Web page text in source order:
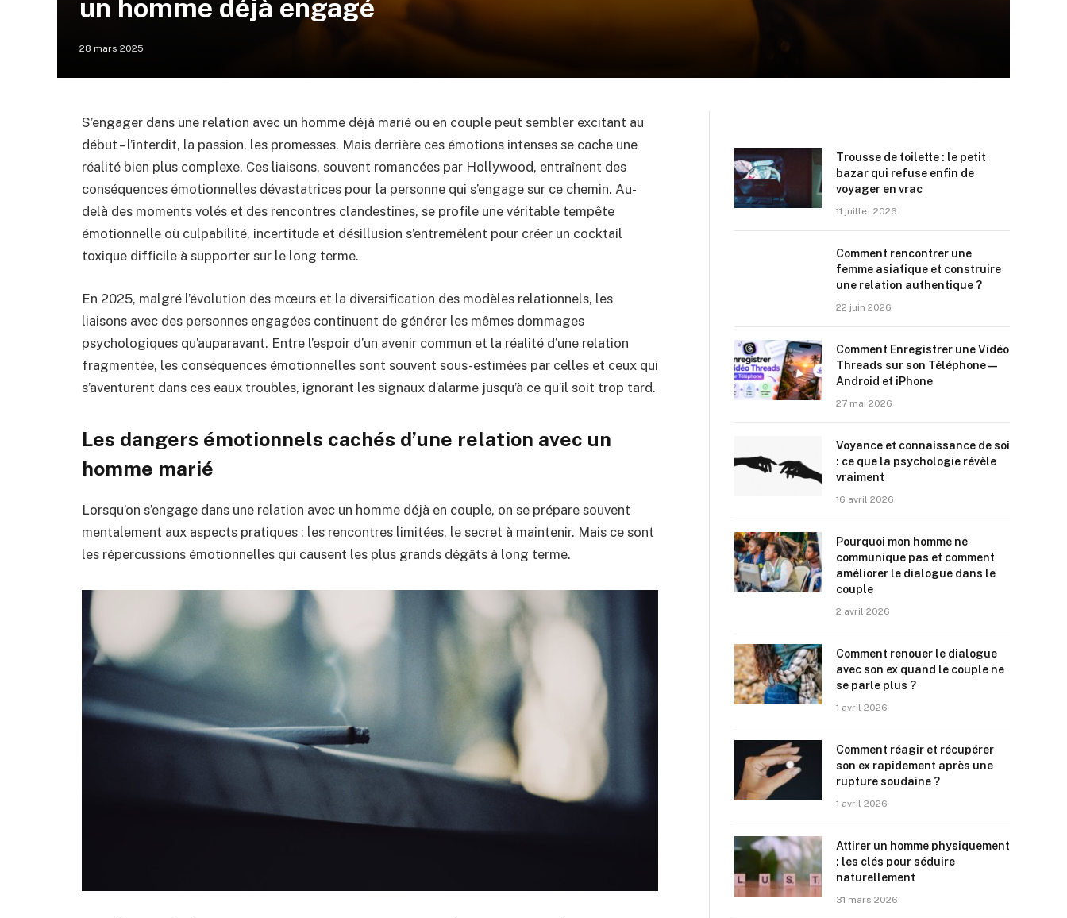
un homme déjà engagé
28 mars 2025
S’engager dans une relation avec un homme déjà marié ou en couple peut sembler excitant au
début – l’interdit, la passion, les promesses. Mais derrière ces émotions intenses se cache une
réalité bien plus complexe. Ces liaisons, souvent romancées par Hollywood, entraînent des
conséquences émotionnelles dévastatrices pour la personne qui s’engage sur ce chemin. Au-
delà des moments volés et des rencontres clandestines, se profile une véritable tempête
émotionnelle où culpabilité, incertitude et désillusion s’entremêlent pour créer un cocktail
toxique difficile à supporter sur le long terme.
En 2025, malgré l’évolution des mœurs et la diversification des modèles relationnels, les
liaisons avec des personnes engagées continuent de générer les mêmes dommages
psychologiques qu’auparavant. Entre l’espoir d’un avenir commun et la réalité d’une relation
fragmentée, les conséquences émotionnelles sont souvent sous-estimées par celles et ceux qui
s’aventurent dans ces eaux troubles, ignorant les signaux d’alarme jusqu’à ce qu’il soit trop tard.
Les dangers émotionnels cachés d’une relation avec un
homme marié
Lorsqu’on s’engage dans une relation avec un homme déjà en couple, on se prépare souvent
mentalement aux aspects pratiques : les rencontres limitées, le secret à maintenir. Mais ce sont
les répercussions émotionnelles qui causent les plus grands dégâts à long terme.
Trousse de toilette : le petit
bazar qui refuse enfin de
voyager en vrac
11 juillet 2026
Comment rencontrer une
femme asiatique et construire
une relation authentique ?
22 juin 2026
Comment Enregistrer une Vidéo
Threads sur son Téléphone —
Android et iPhone
27 mai 2026
Voyance et connaissance de soi
: ce que la psychologie révèle
vraiment
16 avril 2026
Pourquoi mon homme ne
communique pas et comment
améliorer le dialogue dans le
couple
2 avril 2026
Comment renouer le dialogue
avec son ex quand le couple ne
se parle plus ?
1 avril 2026
Comment réagir et récupérer
son ex rapidement après une
rupture soudaine ?
1 avril 2026
Attirer un homme physiquement
: les clés pour séduire
naturellement
31 mars 2026